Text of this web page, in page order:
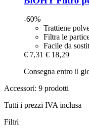
-60%
Trattiene
Filtra le
Facile da
€ 7,31 € 18,29
Consegna entro il
Accessori: 9 prodotti
Tutti i prezzi IVA inclusa
Filtri